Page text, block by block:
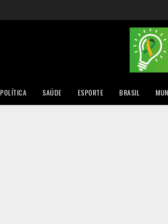
POLÍTICA SAÚDE ESPORTE BRASIL